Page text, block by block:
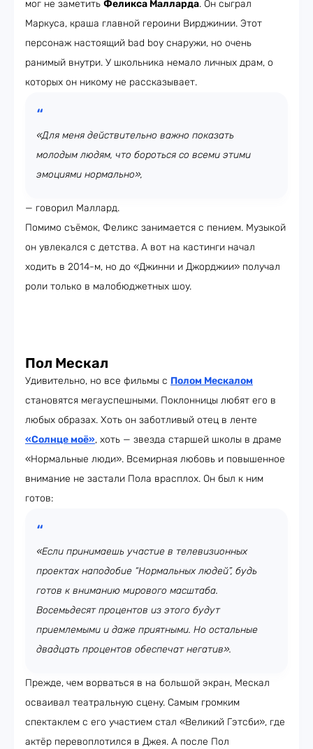
мог не заметить Феликса Малларда. Он сыграл
Маркуса, краша главной героини Вирджинии. Этот
персонаж настоящий bad boy снаружи, но очень
ранимый внутри. У школьника немало личных драм, о
которых он никому не рассказывает.
«Для меня действительно важно показать
молодым людям, что бороться со всеми этими
эмоциями нормально»,
— говорил Маллард.
Помимо съёмок, Феликс занимается с пением. Музыкой
он увлекался с детства. А вот на кастинги начал
ходить в 2014-м, но до «Джинни и Джорджии» получал
роли только в малобюджетных шоу.
Пол Мескал
Удивительно, но все фильмы с Полом Мескалом
становятся мегауспешными. Поклонницы любят его в
любых образах. Хоть он заботливый отец в ленте
«Солнце моё», хоть — звезда старшей школы в драме
«Нормальные люди». Всемирная любовь и повышенное
внимание не застали Пола врасплох. Он был к ним
готов:
«Если принимаешь участие в телевизионных
проектах наподобие “Нормальных людей”, будь
готов к вниманию мирового масштаба.
Восемьдесят процентов из этого будут
приемлемыми и даже приятными. Но остальные
двадцать процентов обеспечат негатив».
Прежде, чем ворваться в на большой экран, Мескал
осваивал театральную сцену. Самым громким
спектаклем с его участием стал «Великий Гэтсби», где
актёр перевоплотился в Джея. А после Пол